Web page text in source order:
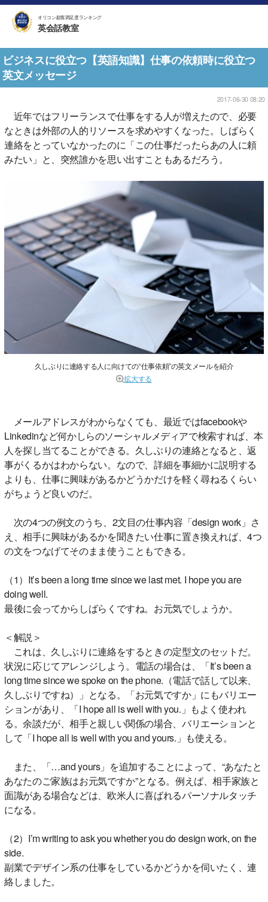
オリコン顧客満足度ランキング
英会話教室
ビジネスに役立つ【英語知識】仕事の依頼時に役立つ
英文メッセージ
2017-06-30 08:20
近年ではフリーランスで仕事をする人が増えたので、必要
なときは外部の人的リソースを求めやすくなった。しばらく
連絡をとっていなかったのに「この仕事だったらあの人に頼
みたい」と、突然誰かを思い出すこともあるだろう。
久しぶりに連絡する人に向けての“仕事依頼”の英文メールを紹介
拡大する
メールアドレスがわからなくても、最近ではfacebookや
Linkedinなど何かしらのソーシャルメディアで検索すれば、本
人を探し当てることができる。久しぶりの連絡となると、返
事がくるかはわからない。なので、詳細を事細かに説明する
よりも、仕事に興味があるかどうかだけを軽く尋ねるくらい
がちょうど良いのだ。
次の4つの例文のうち、2文目の仕事内容「design work」さ
え、相手に興味があるかを聞きたい仕事に置き換えれば、4つ
の文をつなげてそのまま使うこともできる。
（1）It’s been a long time since we last met. I hope you are
doing well.
最後に会ってからしばらくですね。お元気でしょうか。
＜解説＞
これは、久しぶりに連絡をするときの定型文のセットだ。
状況に応じてアレンジしよう。電話の場合は、「It’s been a
long time since we spoke on the phone.（電話で話して以来、
久しぶりですね）」となる。「お元気ですか」にもバリエー
ションがあり、「I hope all is well with you.」もよく使われ
る。余談だが、相手と親しい関係の場合、バリエーションと
して「I hope all is well with you and yours.」も使える。
また、「…and yours」を追加することによって、“あなたと
あなたのご家族はお元気ですか”となる。例えば、相手家族と
面識がある場合などは、欧米人に喜ばれるパーソナルタッチ
になる。
（2）I’m writing to ask you whether you do design work, on the
side.
副業でデザイン系の仕事をしているかどうかを伺いたく、連
絡しました。